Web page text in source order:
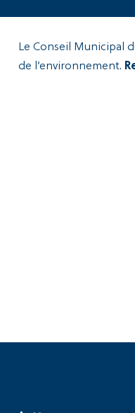
Le Conseil Municipal
de l’environnement.